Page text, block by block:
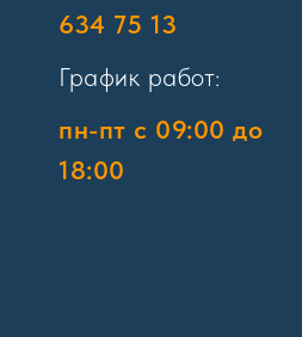
634 75 13
График работ:
пн-пт с 09:00 до
18:00